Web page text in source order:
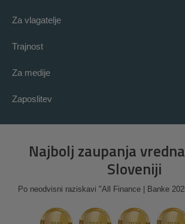
Za vlagatelje
Trajnost
Za medije
Zaposlitev
Najbolj zaupanja
Sloveniji
Po neodvisni raziskavi "All Finance | Banke